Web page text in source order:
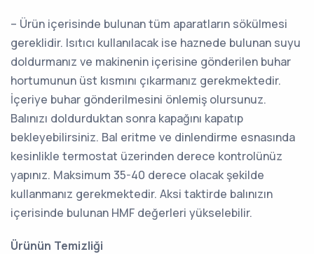
– Ürün içerisinde bulunan tüm aparatların sökülmesi
gereklidir. Isıtıcı kullanılacak ise haznede bulunan suyu
doldurmanız ve makinenin içerisine gönderilen buhar
hortumunun üst kısmını çıkarmanız gerekmektedir.
İçeriye buhar gönderilmesini önlemiş olursunuz.
Balınızı doldurduktan sonra kapağını kapatıp
bekleyebilirsiniz. Bal eritme ve dinlendirme esnasında
kesinlikle termostat üzerinden derece kontrolünüz
yapınız. Maksimum 35-40 derece olacak şekilde
kullanmanız gerekmektedir. Aksi taktirde balınızın
içerisinde bulunan HMF değerleri yükselebilir.
Ürünün Temizliği